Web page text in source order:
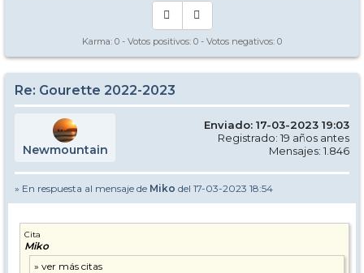
Karma: 0 - Votos positivos: 0 - Votos negativos: 0
Re: Gourette 2022-2023
Newmountain
Enviado: 17-03-2023 19:03
Registrado: 19 años antes
Mensajes: 1.846
» En respuesta al mensaje de Miko del 17-03-2023 18:54
Cita
Miko